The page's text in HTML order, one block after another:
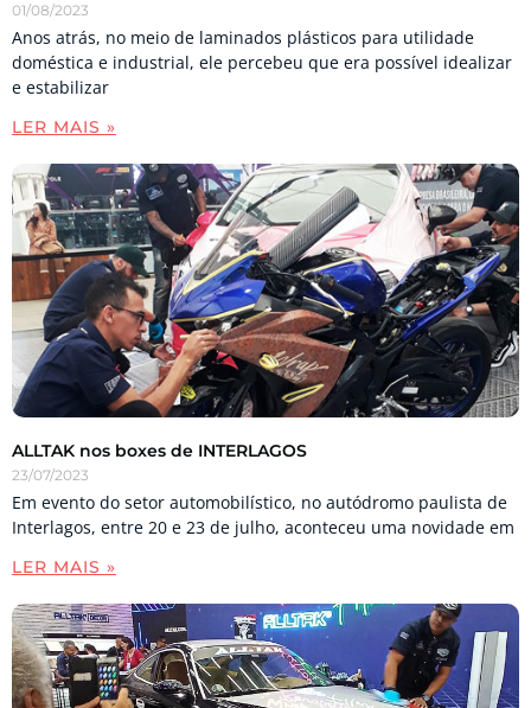
01/08/2023
Anos atrás, no meio de laminados plásticos para utilidade
doméstica e industrial, ele percebeu que era possível idealizar
e estabilizar
LER MAIS »
ALLTAK nos boxes de INTERLAGOS
23/07/2023
Em evento do setor automobilístico, no autódromo paulista de
Interlagos, entre 20 e 23 de julho, aconteceu uma novidade em
LER MAIS »